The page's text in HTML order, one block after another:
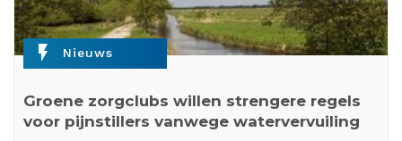
flash_on Nieuws
Groene zorgclubs willen strengere regels
voor pijnstillers vanwege watervervuiling